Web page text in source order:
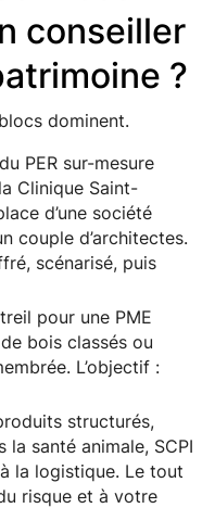
conseiller
?
dominent.
PER sur-mesure
Clinique Saint-
d’une société
couple d’architectes.
scénarisé, puis
pour une PME
bois classés ou
L’objectif :
structurés,
santé animale, SCPI
la logistique. Le tout
risque et à votre